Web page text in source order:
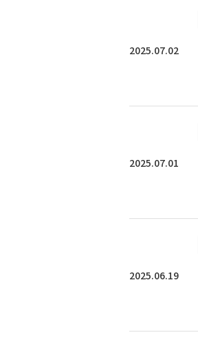
2025.07.02
2025.07.01
2025.06.19